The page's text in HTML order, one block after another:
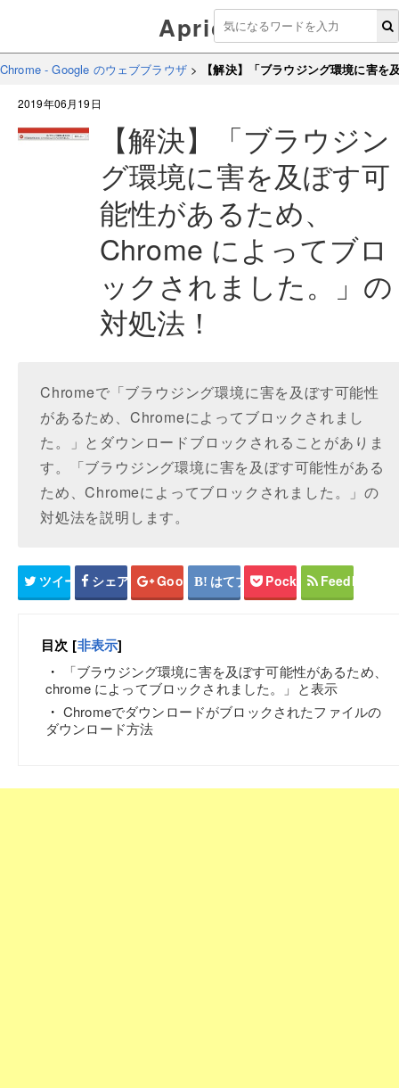
Aprico
Chrome - Google のウェブブラウザ> 【解決】「ブラウジング環境に害
2019年06月19日
【解決】「ブラウジン
グ環境に害を及ぼす可
能性があるため、
Chrome によってブロ
ックされました。」の
対処法！
Chromeで「ブラウジング環境に害を及ぼす可能性
があるため、Chromeによってブロックされまし
た。」とダウンロードブロックされることがありま
す。「ブラウジング環境に害を及ぼす可能性がある
ため、Chromeによってブロックされました。」の
対処法を説明します。
ツイート シェア Google+ はてブ Pocket Feedly
目次 [非表示]
「ブラウジング環境に害を及ぼす可能性があるため、
chrome によってブロックされました。」と表示
Chromeでダウンロードがブロックされたファイルの
ダウンロード方法